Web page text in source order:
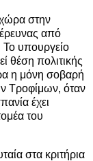
χώρα στην
από
υπουργείο
θέση πολιτικής
η μόνη σοβαρή
Τροφίμων, όταν
έχει
του
στα κριτήρια